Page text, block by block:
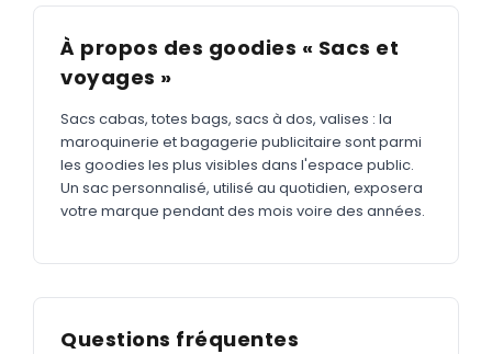
À propos des goodies « Sacs et
voyages »
Sacs cabas, totes bags, sacs à dos, valises : la
maroquinerie et bagagerie publicitaire sont parmi
les goodies les plus visibles dans l'espace public.
Un sac personnalisé, utilisé au quotidien, exposera
votre marque pendant des mois voire des années.
Questions fréquentes